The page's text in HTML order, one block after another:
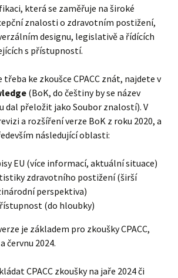
která se zaměřuje na široké
znalosti o zdravotním postižení,
designu, legislativě a řídících
s přístupností.
ke zkoušce CPACC znát, najdete v
(BoK, do češtiny by se název
přeložit jako Soubor znalostí). V
a rozšíření verze BoK z roku 2020, a
následující oblasti:
EU (více informací, aktuální situace)
zdravotního postižení (širší
perspektiva)
(do hloubky)
je základem pro zkoušky CPACC,
červnu 2024.
CPACC zkoušky na jaře 2024 či